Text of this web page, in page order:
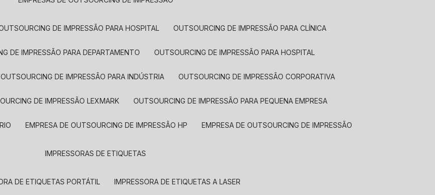
OUTSOURCING DE IMPRESSÃO PARA HOSPITAL OUTSOURCING DE IMPRESSÃO PARA CLÍNICA
DE IMPRESSÃO PARA DEPARTAMENTO OUTSOURCING DE IMPRESSÃO PARA HOSPITAL
OUTSOURCING DE IMPRESSÃO PARA INDÚSTRIA OUTSOURCING DE IMPRESSÃO CORPORATIVA
DE IMPRESSÃO LEXMARK OUTSOURCING DE IMPRESSÃO PARA PEQUENA EMPRESA
EMPRESA DE OUTSOURCING DE IMPRESSÃO HP EMPRESA DE OUTSOURCING DE IMPRESSÃO
IMPRESSORAS DE ETIQUETAS
DE ETIQUETAS PORTÁTIL IMPRESSORA DE ETIQUETAS A LASER